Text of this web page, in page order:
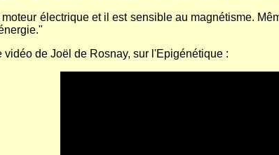
électrique et il est sensible au magnétisme.
vidéo de Joël de Rosnay, sur l'Epigénétique :